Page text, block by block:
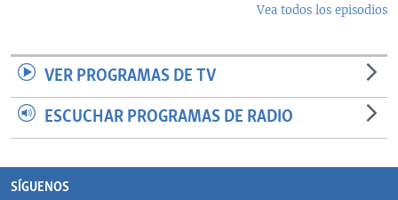
Vea todos los episodios
VER PROGRAMAS DE TV
ESCUCHAR PROGRAMAS DE RADIO
SÍGUENOS